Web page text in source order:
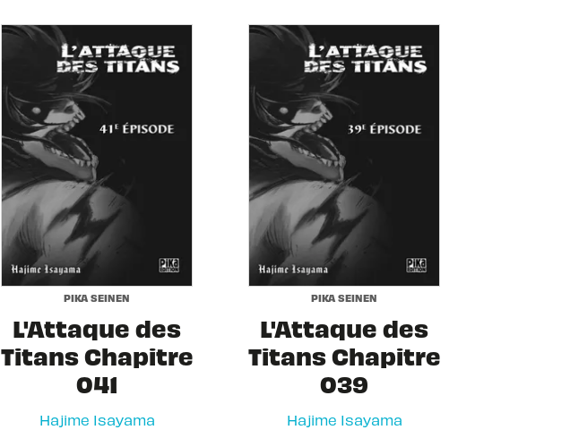
PIKA SEINEN
L'Attaque des
Titans Chapitre
041
Hajime Isayama
PIKA SEINEN
L'Attaque des
Titans Chapitre
039
Hajime Isayama